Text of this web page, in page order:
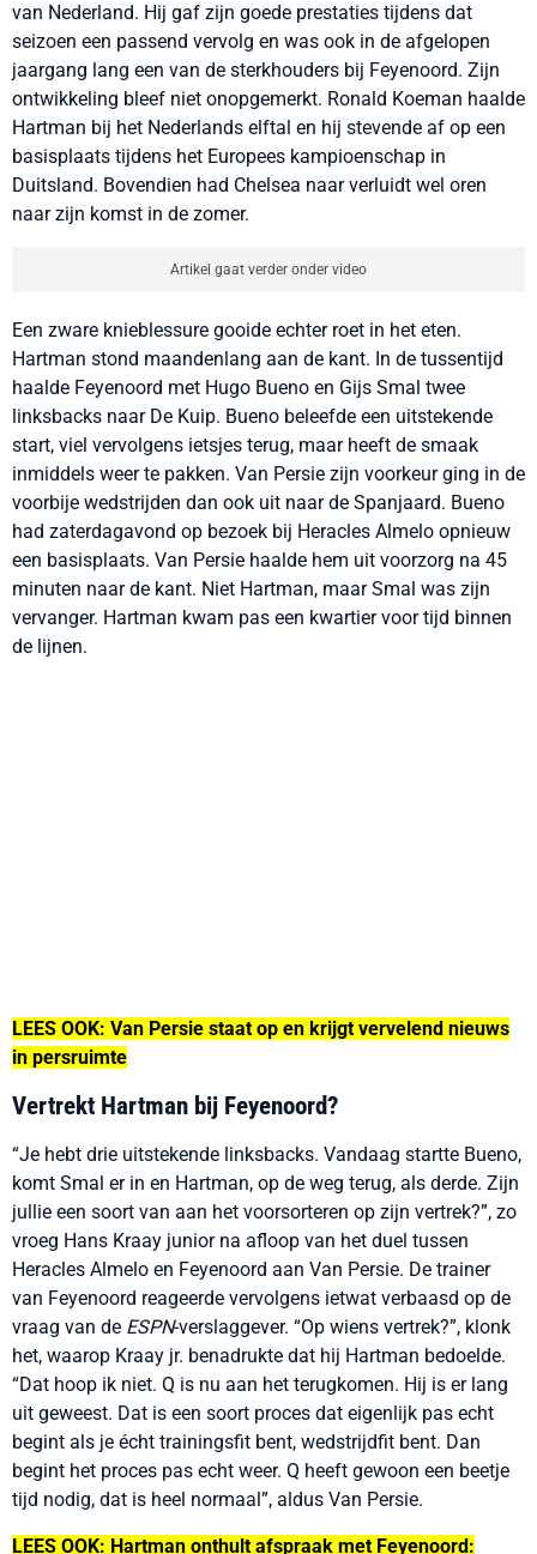
van Nederland. Hij gaf zijn goede prestaties tijdens dat
seizoen een passend vervolg en was ook in de afgelopen
jaargang lang een van de sterkhouders bij Feyenoord. Zijn
ontwikkeling bleef niet onopgemerkt. Ronald Koeman haalde
Hartman bij het Nederlands elftal en hij stevende af op een
basisplaats tijdens het Europees kampioenschap in
Duitsland. Bovendien had Chelsea naar verluidt wel oren
naar zijn komst in de zomer.
Artikel gaat verder onder video
Een zware knieblessure gooide echter roet in het eten.
Hartman stond maandenlang aan de kant. In de tussentijd
haalde Feyenoord met Hugo Bueno en Gijs Smal twee
linksbacks naar De Kuip. Bueno beleefde een uitstekende
start, viel vervolgens ietsjes terug, maar heeft de smaak
inmiddels weer te pakken. Van Persie zijn voorkeur ging in de
voorbije wedstrijden dan ook uit naar de Spanjaard. Bueno
had zaterdagavond op bezoek bij Heracles Almelo opnieuw
een basisplaats. Van Persie haalde hem uit voorzorg na 45
minuten naar de kant. Niet Hartman, maar Smal was zijn
vervanger. Hartman kwam pas een kwartier voor tijd binnen
de lijnen.
LEES OOK: Van Persie staat op en krijgt vervelend nieuws
in persruimte
Vertrekt Hartman bij Feyenoord?
“Je hebt drie uitstekende linksbacks. Vandaag startte Bueno,
komt Smal er in en Hartman, op de weg terug, als derde. Zijn
jullie een soort van aan het voorsorteren op zijn vertrek?”, zo
vroeg Hans Kraay junior na afloop van het duel tussen
Heracles Almelo en Feyenoord aan Van Persie. De trainer
van Feyenoord reageerde vervolgens ietwat verbaasd op de
vraag van de ESPN-verslaggever. “Op wiens vertrek?”, klonk
het, waarop Kraay jr. benadrukte dat hij Hartman bedoelde.
“Dat hoop ik niet. Q is nu aan het terugkomen. Hij is er lang
uit geweest. Dat is een soort proces dat eigenlijk pas echt
begint als je écht trainingsfit bent, wedstrijdfit bent. Dan
begint het proces pas echt weer. Q heeft gewoon een beetje
tijd nodig, dat is heel normaal”, aldus Van Persie.
LEES OOK: Hartman onthult afspraak met Feyenoord: